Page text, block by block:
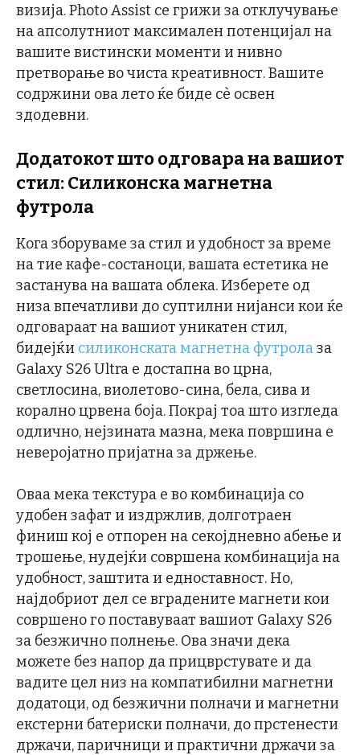
визија. Photo Assist се грижи за отклучување
на апсолутниот максимален потенцијал на
вашите вистински моменти и нивно
претворање во чиста креативност. Вашите
содржини ова лето ќе биде сè освен
здодевни.
Додатокот што одговара на вашиот
стил: Силиконска магнетна
футрола
Кога зборуваме за стил и удобност за време
на тие кафе-состаноци, вашата естетика не
застанува на вашата облека. Изберете од
низа впечатливи до суптилни нијанси кои ќе
одговараат на вашиот уникатен стил,
бидејќи силиконската магнетна футролаза
Galaxy S26 Ultra е достапна во црна,
светлосина, виолетово-сина, бела, сива и
корално црвена боја. Покрај тоа што изгледа
одлично, нејзината мазна, мека површина е
неверојатно пријатна за држење.
Оваа мека текстура е во комбинација со
удобен зафат и издржлив, долготраен
финиш кој е отпорен на секојдневно абење и
трошење, нудејќи совршена комбинација на
удобност, заштита и едноставност. Но,
најдобриот дел се вградените магнети кои
совршено го поставуваат вашиот Galaxy S26
за безжично полнење. Ова значи дека
можете без напор да прицврстувате и да
вадите цел низ на компатибилни магнетни
додатоци, од безжични полначи и магнетни
екстерни батериски полначи, до прстенести
држачи, паричници и практични држачи за